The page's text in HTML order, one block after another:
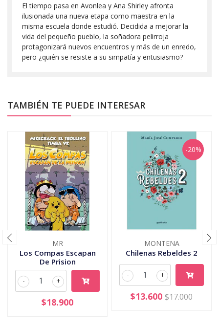
El tiempo pasa en Avonlea y Ana Shirley afronta
ilusionada una nueva etapa como maestra en la
misma escuela donde estudió. Decidida a mejorar la
vida del pequeño pueblo, la soñadora pelirroja
protagonizará nuevos encuentros y más de un enredo,
pero ¿quién se resiste a su simpatía y entusiasmo?
TAMBIÉN TE PUEDE INTERESAR
MR
Los Compas Escapan
De Prision
+
-
$18.900
-20%
MONTENA
Chilenas Rebeldes 2
+
-
$13.600 $17.000